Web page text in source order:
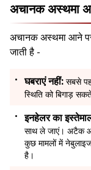
अचानक अस्थमा
अचानक अस्थमा आने पर
जाती है -
घबराएं नहीं: सबसे
स्थिति को बिगाड़
इनहेलर का
साथ ले जाएं। अटैक
कुछ मामलों में
है।